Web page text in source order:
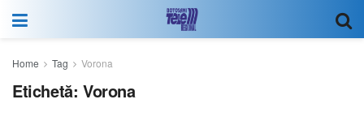
Home Tag Vorona
Etichetă: Vorona